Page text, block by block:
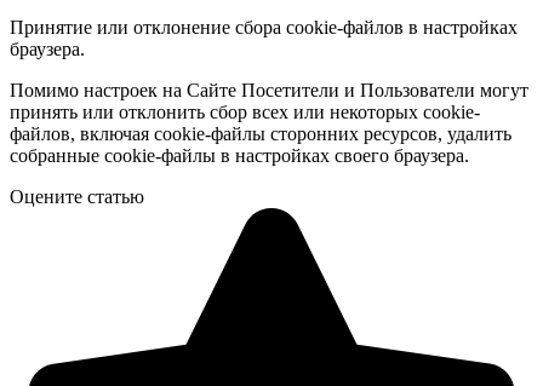
Принятие или отклонение сбора cookie-файлов в настройках
браузера.
Помимо настроек на Сайте Посетители и Пользователи могут
принять или отклонить сбор всех или некоторых cookie-
файлов, включая cookie-файлы сторонних ресурсов, удалить
собранные cookie-файлы в настройках своего браузера.
Оцените статью